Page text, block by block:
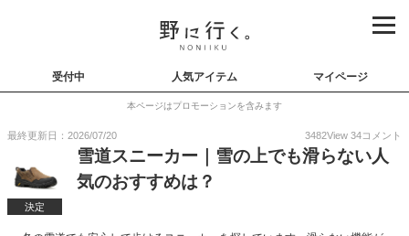
受付中 人気アイテム マイページ
本ページはプロモーションを含みます
最終更新日：2026/07/20 3482View 34コメント
決定
雪道スニーカー｜雪の上でも滑らない人
気のおすすめは？